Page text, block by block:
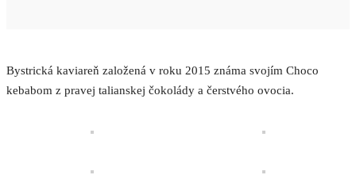
Bystrická kaviareň založená v roku 2015 známa svojím Choco
kebabom z pravej talianskej čokolády a čerstvého ovocia.